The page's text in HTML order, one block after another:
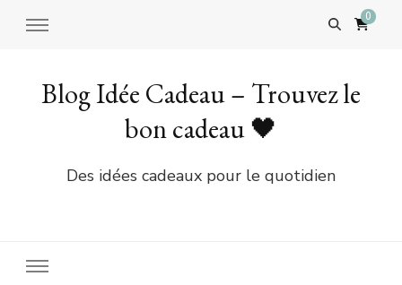
0
Blog Idée Cadeau – Trouvez le
bon cadeau 🖤
Des idées cadeaux pour le quotidien